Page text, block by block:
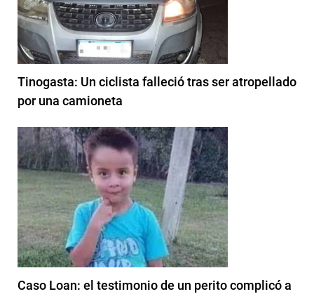
Tinogasta: Un ciclista falleció tras ser atropellado
por una camioneta
Caso Loan: el testimonio de un perito complicó a